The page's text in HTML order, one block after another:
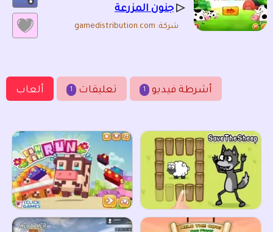
▷ جنون المزرعة
شركة: gamedistribution.com
ألعاب 1 تعليقات 1 أشرطة فيديو